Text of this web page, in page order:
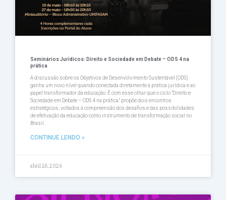
Seminários Jurídicos: Direito e Sociedade em Debate – ODS 4 na
prática
A discussão sobre os Objetivos de Desenvolvimento Sustentável (ODS)
ganha um novo nível quando conectada diretamente à prática jurídica e ao
papel transformador da educação. É com esse olhar que o ciclo “Direito e
Sociedade em Debate – ODS 4 na prática” propõe dois encontros
estratégicos, voltados à compreensão dos desafios e das possibilidades
de efetivação da educação como instrumento de transformação social no
Brasil.
CONTINUE LENDO »
abril 28, 2026